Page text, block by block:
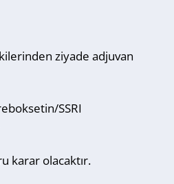
ziyade adjuvan
SSRI
karar olacaktır.